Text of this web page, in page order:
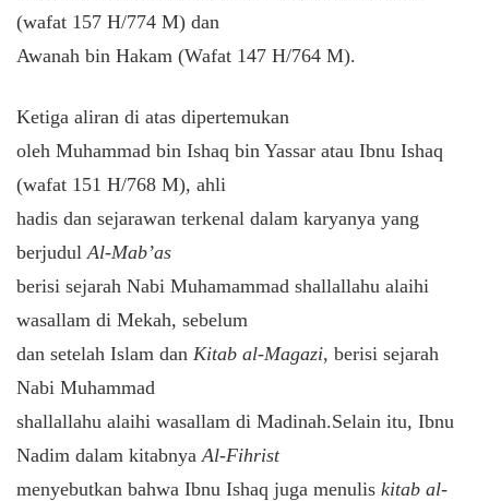
(wafat 157 H/774 M) dan
Awanah bin Hakam (Wafat 147 H/764 M).
Ketiga aliran di atas dipertemukan
oleh Muhammad bin Ishaq bin Yassar atau Ibnu Ishaq
(wafat 151 H/768 M), ahli
hadis dan sejarawan terkenal dalam karyanya yang
berjudul Al-Mab’as
berisi sejarah Nabi Muhamammad shallallahu alaihi
wasallam di Mekah, sebelum
dan setelah Islam dan Kitab al-Magazi, berisi sejarah
Nabi Muhammad
shallallahu alaihi wasallam di Madinah.Selain itu, Ibnu
Nadim dalam kitabnya Al-Fihrist
menyebutkan bahwa Ibnu Ishaq juga menulis kitab al-